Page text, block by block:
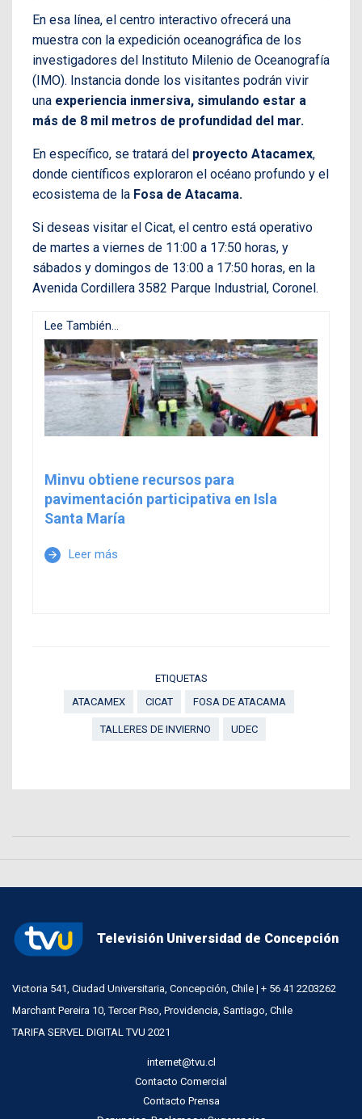
En esa línea, el centro interactivo ofrecerá una
muestra con la expedición oceanográfica de los
investigadores del Instituto Milenio de Oceanografía
(IMO). Instancia donde los visitantes podrán vivir
una experiencia inmersiva, simulando estar a
más de 8 mil metros de profundidad del mar.
En específico, se tratará del proyecto Atacamex,
donde científicos exploraron el océano profundo y el
ecosistema de la Fosa de Atacama.
Si deseas visitar el Cicat, el centro está operativo
de martes a viernes de 11:00 a 17:50 horas, y
sábados y domingos de 13:00 a 17:50 horas, en la
Avenida Cordillera 3582 Parque Industrial, Coronel.
Lee También...
Minvu obtiene recursos para
pavimentación participativa en Isla
Santa María
arrow_forward Leer más
ETIQUETAS
ATACAMEX
CICAT FOSA DE ATACAMA
TALLERES DE INVIERNO UDEC
Televisión Universidad de Concepción
Victoria 541, Ciudad Universitaria, Concepción, Chile | + 56 41 2203262
Marchant Pereira 10, Tercer Piso, Providencia, Santiago, Chile
TARIFA SERVEL DIGITAL TVU 2021
internet@tvu.cl
Contacto Comercial
Contacto Prensa